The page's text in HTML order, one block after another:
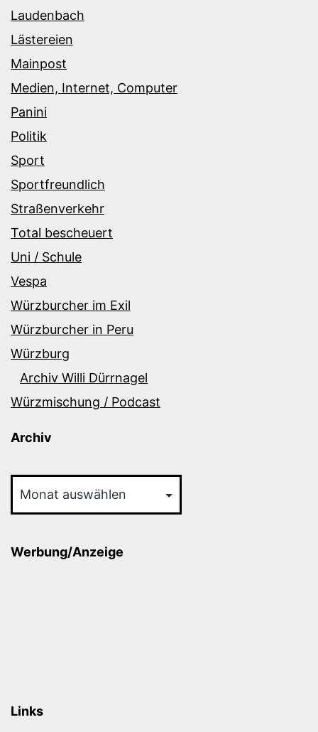
Laudenbach
Lästereien
Mainpost
Medien, Internet, Computer
Panini
Politik
Sport
Sportfreundlich
Straßenverkehr
Total bescheuert
Uni / Schule
Vespa
Würzburcher im Exil
Würzburcher in Peru
Würzburg
Archiv Willi Dürrnagel
Würzmischung / Podcast
Archiv
Werbung/Anzeige
Links